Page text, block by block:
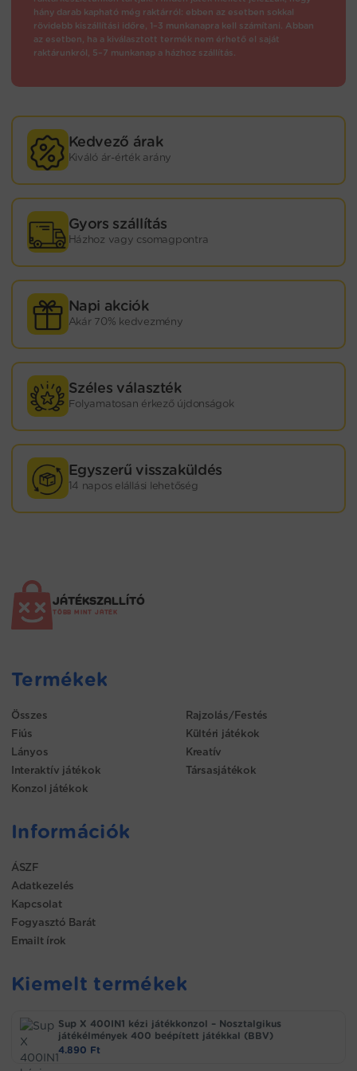
hány darab kapható még raktárról: ebben az esetben sokkal
rövidebb kiszállítási időre, 1–3 munkanapra kell számítani. Abban
az esetben, ha a kiválasztott termék nem érhető el saját
raktárunkról, 5–7 munkanap a házhoz szállítás.
Kedvező árak
Kiváló ár-érték arány
Gyors szállítás
Házhoz vagy csomagpontra
Napi akciók
Akár 70% kedvezmény
Széles választék
Folyamatosan érkező újdonságok
Egyszerű visszaküldés
14 napos elállási lehetőség
JÁTÉKSZALLÍTÓ
TÖBB MINT JÁTÉK
Termékek
Összes
Fiús
Lányos
Interaktív játékok
Konzol játékok
Rajzolás/Festés
Kültéri játékok
Kreatív
Társasjátékok
Információk
ÁSZF
Adatkezelés
Kapcsolat
Fogyasztó Barát
Emailt írok
Kiemelt termékek
Sup X 400IN1 kézi játékkonzol – Nosztalgikus
játékélmények 400 beépített játékkal (BBV)
4.890 Ft